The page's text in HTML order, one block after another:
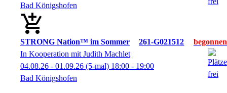
STRONG Nation™ im Sommer
261-G021512
In Kooperation mit Judith Machlet
04.08.26 - 01.09.26 (5-mal) 18:00 - 19:00
Bad Königshofen
Bad Königshofen